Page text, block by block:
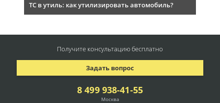
ТС в утиль: как утилизировать автомобиль?
8 499 938-41-55
Москва
Задать вопрос
Получите консультациюбесплатно